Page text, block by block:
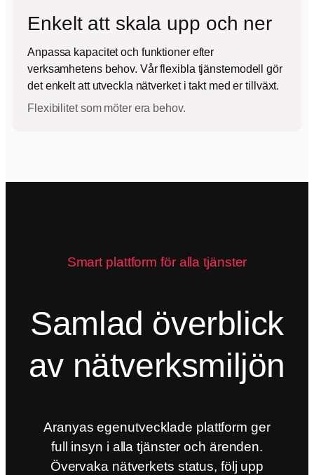
Enkelt att skala upp och ner
Anpassa kapacitet och funktioner efter
verksamhetens behov. Vår flexibla tjänstemodell gör
det enkelt att utveckla nätverket i takt med er tillväxt.
Flexibilitet som möter era behov.
Smart plattform för alla tjänster
Samlad överblick
av nätverksmiljön
Aranyas egenutvecklade plattform ger
full insyn i alla tjänster och ärenden.
Övervaka nätverkets status, följ upp